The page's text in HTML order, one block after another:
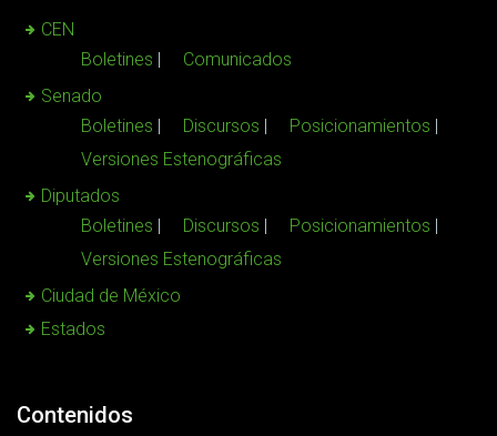
CEN
Boletines
Comunicados
Senado
Boletines
Discursos
Posicionamientos
Versiones Estenográficas
Diputados
Boletines
Discursos
Posicionamientos
Versiones Estenográficas
Ciudad de México
Estados
Contenidos